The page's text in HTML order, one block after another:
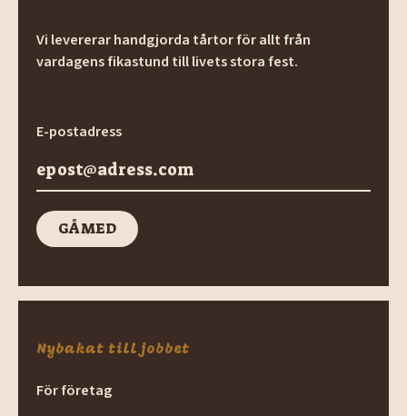
Vi levererar handgjorda tårtor för allt från
vardagens fikastund till livets stora fest.
E-postadress
GÅ med
GÅ MED
Nybakat till jobbet
För företag